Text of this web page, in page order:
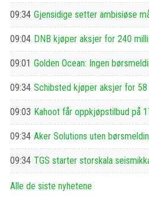
09:34 Gjensidige setter ambisiøse
09:04 DNB kjøper aksjer for 240
09:01 Golden Ocean: Ingen
09:34 Schibsted kjøper aksjer for 58
09:03 Kahoot får oppkjøpstilbud på
09:34 Aker Solutions uten
09:34 TGS starter storskala
Alle de siste nyhetene